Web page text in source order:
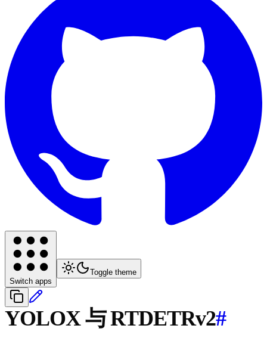
Switch apps
Toggle theme
YOLOX 与 RTDETRv2#